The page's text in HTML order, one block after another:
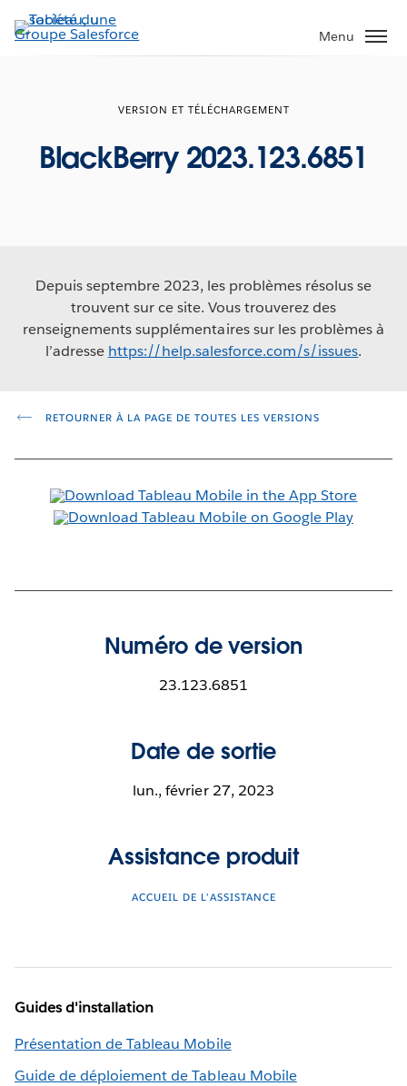
Aller
au
Menu
VERSION ET TÉLÉCHARGEMENT
BlackBerry 2023.123.6851
Depuis septembre 2023, les problèmes résolus se
trouvent sur ce site. Vous trouverez des
renseignements supplémentaires sur les problèmes à
l’adresse https://help.salesforce.com/s/issues.
RETOURNER À LA PAGE DE TOUTES LES VERSIONS
Numéro de version
23.123.6851
Date de sortie
lun., février 27, 2023
Assistance produit
ACCUEIL DE L’ASSISTANCE
Guides d'installation
Présentation de Tableau Mobile
Guide de déploiement de Tableau Mobile